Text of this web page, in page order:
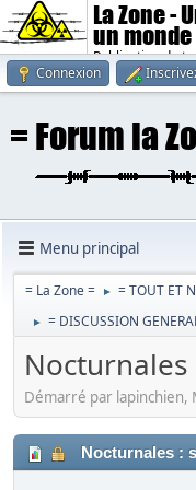
La Zone -
un
Publication de
Connexion
Menu principal
= La Zone = ► = TOUT ET
► = DISCUSSION
Nocturnales
Démarré par lapinchien,
Nocturnales :